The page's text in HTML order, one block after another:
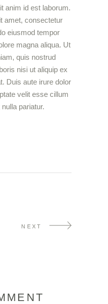
anim id est laborum.
amet, consectetur
eiusmod tempor
magna aliqua. Ut
quis nostrud
nisi ut aliquip ex
Duis aute irure dolor
velit esse cillum
pariatur.
NEXT